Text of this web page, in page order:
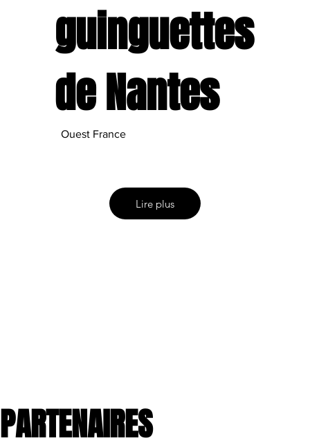
guinguettes
de Nantes
Ouest France
Lire plus
PARTENAIRES